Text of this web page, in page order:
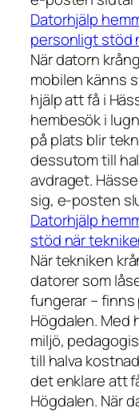
Datorhjälp
personligt stöd
När datorn
mobilen känns
hjälp att få i
hembesök i
på plats blir
dessutom till
avdraget.
sig, e-posten
Datorhjälp
stöd när
När tekniken
datorer som
fungerar –
Högdalen. Med
miljö,
till halva
det enklare att
Högdalen. När